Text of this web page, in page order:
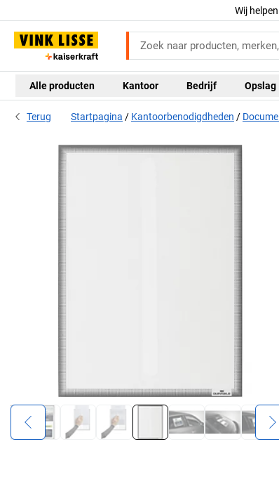
Wij
Alle producten Kantoor Bedrijf Opslag
Terug Startpagina Kantoorbenodigdheden